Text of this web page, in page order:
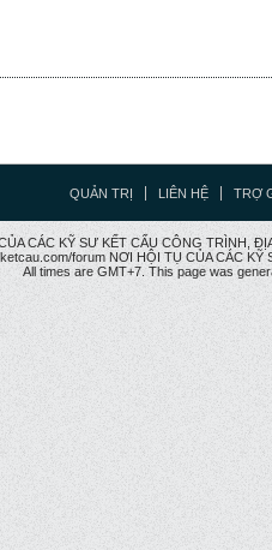
QUẢN TRỊ LIÊN HỆ TRỢ
CÁC KỸ SƯ KẾT CẤU CÔNG TRÌNH,
forum NƠI HỘI TỤ CỦA CÁC KỸ
All times are GMT+7. This page was